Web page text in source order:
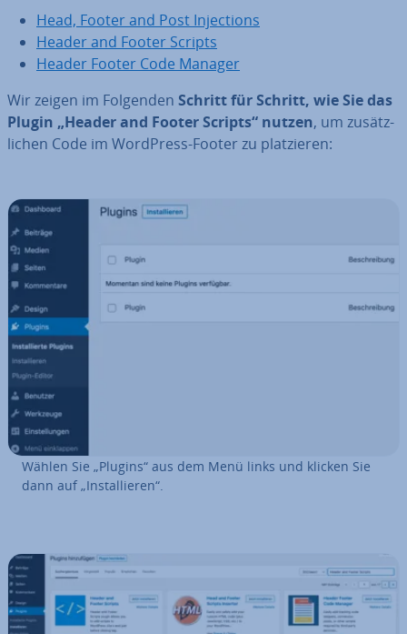
Head, Footer and Post In­jec­tions
Header and Footer Scripts
Header Footer Code Manager
Wir zeigen im Folgenden Schritt für Schritt, wie Sie das
Plugin „Header and Footer Scripts“ nutzen, um zu­sätz­
li­chen Code im WordPress-Footer zu plat­zie­ren:
Wählen Sie „Plugins“ aus dem Menü links und klicken Sie
dann auf „In­stal­lie­ren“.